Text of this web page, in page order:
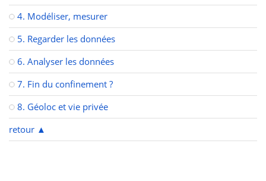
4. Modéliser, mesurer
5. Regarder les données
6. Analyser les données
7. Fin du confinement ?
8. Géoloc et vie privée
retour ▲